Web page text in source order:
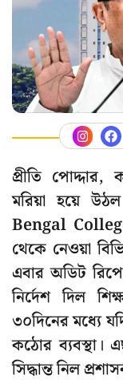
প্রীতি পোদ্দার,
মরিয়া হয়ে
Bengal
থেকে নেওয়া
এবার অডিট
নির্দেশ দিল
৩০দিনের মধ্যে
কঠোর ব্যবস্থা।
সিদ্ধান্ত নিল